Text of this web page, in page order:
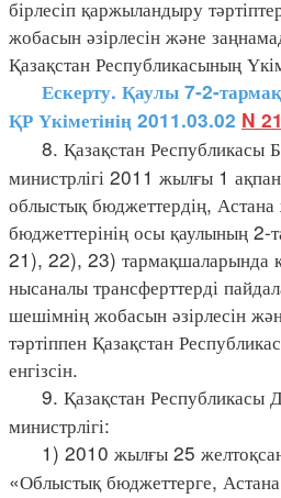
бірлесіп қаржыландыру
жобасын әзірлесін және
Қазақстан Республикасының
Ескерту. Қаулы 7-2-
ҚР Үкіметінің 2011.03.02 N
8. Қазақстан Республикасы
министрлігі 2011 жылғы 1
облыстық бюджеттердің,
бюджеттерінің осы қаулының
21), 22), 23) тармақшаларында
нысаналы трансферттерді
шешімнің жобасын әзірлесін
тәртіппен Қазақстан
енгізсін.
9. Қазақстан Республикасы
министрлігі:
1) 2010 жылғы 25
«Облыстық бюджеттерге,